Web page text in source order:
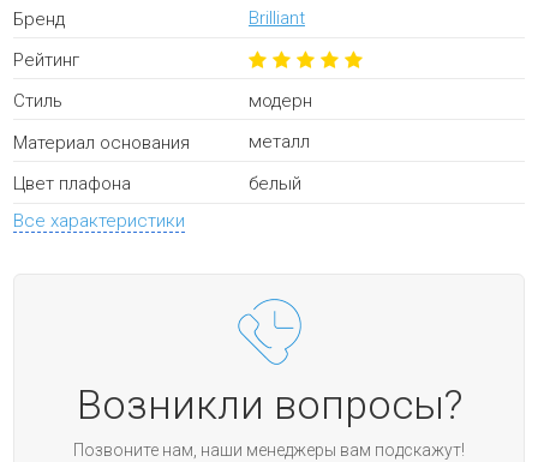
Бренд
Brilliant
Рейтинг
Стиль
модерн
Материал основания
металл
Цвет плафона
белый
Все характеристики
Возникли вопросы?
Позвоните нам, наши менеджеры вам подскажут!